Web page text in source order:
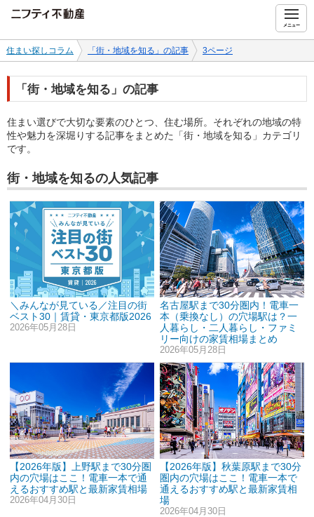
メニュー
住まい探しコラム 「街・地域を知る」の記事 3ページ
「街・地域を知る」の記事
住まい選びで大切な要素のひとつ、住む場所。それぞれの地域の特
性や魅力を深堀りする記事をまとめた「街・地域を知る」カテゴリ
です。
街・地域を知るの人気記事
＼みんなが見ている／注目の街
ベスト30｜賃貸・東京都版2026
2026年05月28日
名古屋駅まで30分圏内！電車一
本（乗換なし）の穴場駅は？一
人暮らし・二人暮らし・ファミ
リー向けの家賃相場まとめ
2026年05月28日
【2026年版】上野駅まで30分圏
内の穴場はここ！電車一本で通
えるおすすめ駅と最新家賃相場
2026年04月30日
【2026年版】秋葉原駅まで30分
圏内の穴場はここ！電車一本で
通えるおすすめ駅と最新家賃相
場
2026年04月30日